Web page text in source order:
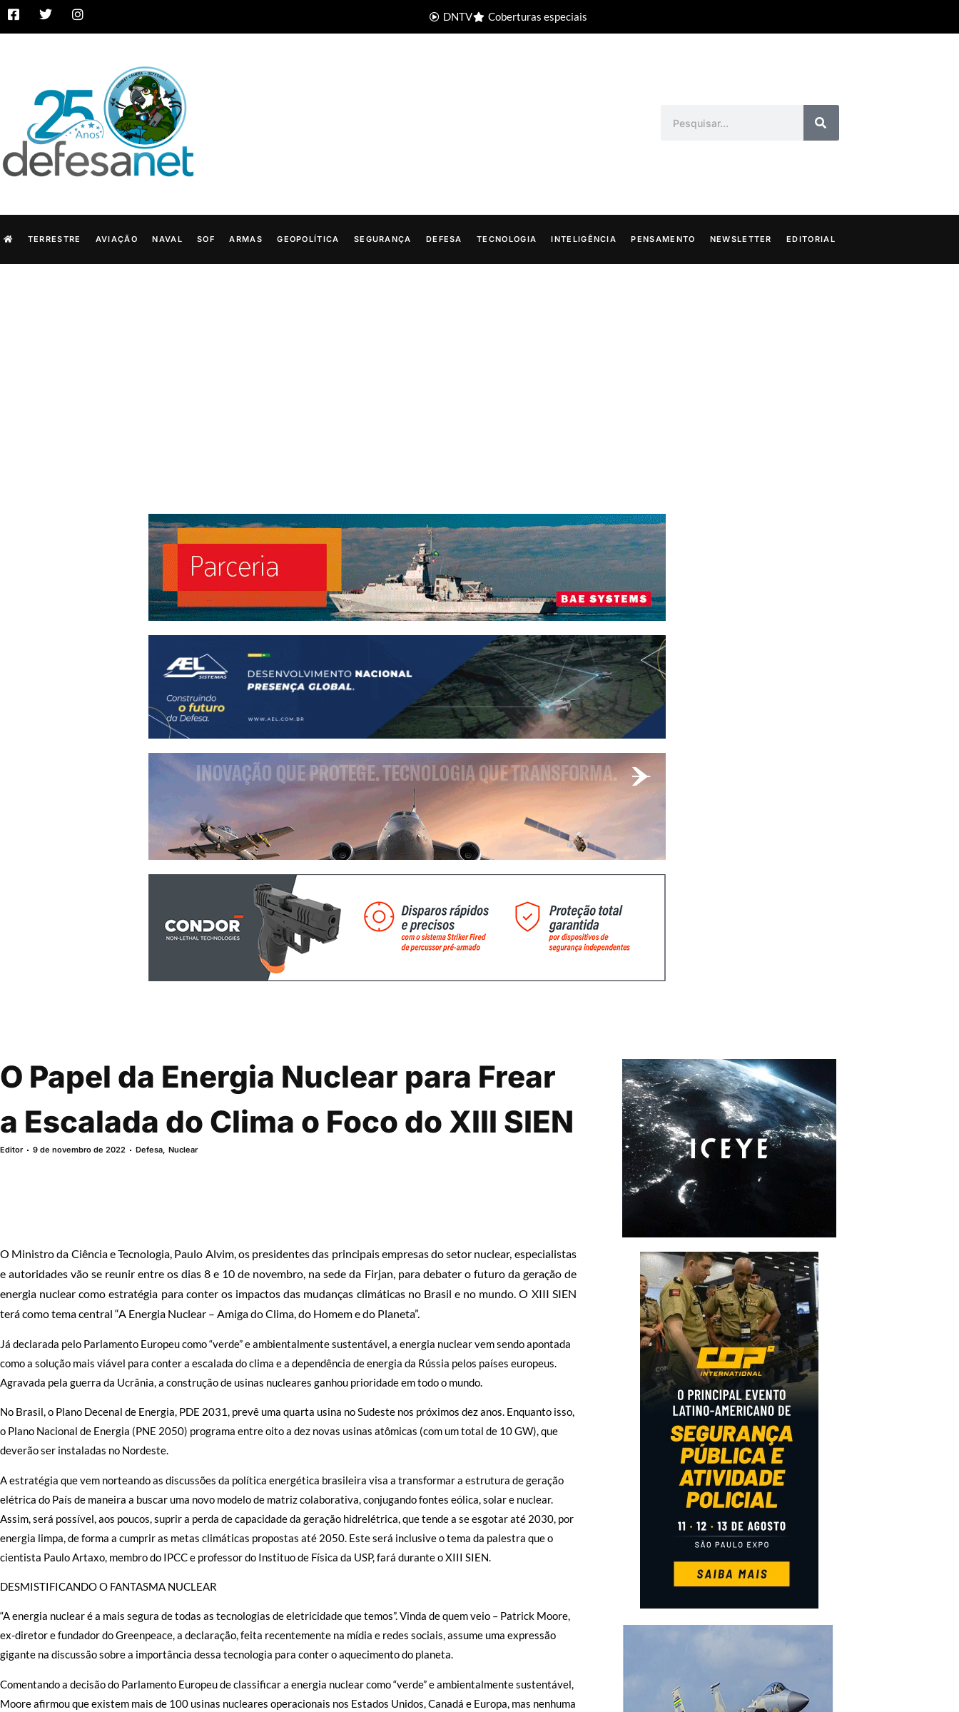
DNTV Coberturas especiais
TERRESTRE AVIAÇÃO NAVAL SOF ARMAS GEOPOLÍTICA SEGURANÇA DEFESA TECNOLOGIA INTELIGÊNCIA PENSAMENTO NEWSLETTER EDITORIAL
O Papel da Energia Nuclear para Frear
a Escalada do Clima o Foco do XIII SIEN
Editor 9 de novembro de 2022 Defesa,Nuclear
O Ministro da Ciência e Tecnologia, Paulo Alvim, os presidentes das principais empresas do setor nuclear, especialistas
e autoridades vão se reunir entre os dias 8 e 10 de novembro, na sede da Firjan, para debater o futuro da geração de
energia nuclear como estratégia para conter os impactos das mudanças climáticas no Brasil e no mundo. O XIII SIEN
terá como tema central “A Energia Nuclear – Amiga do Clima, do Homem e do Planeta”.
Já declarada pelo Parlamento Europeu como “verde” e ambientalmente sustentável, a energia nuclear vem sendo apontada
como a solução mais viável para conter a escalada do clima e a dependência de energia da Rússia pelos países europeus.
Agravada pela guerra da Ucrânia, a construção de usinas nucleares ganhou prioridade em todo o mundo.
No Brasil, o Plano Decenal de Energia, PDE 2031, prevê uma quarta usina no Sudeste nos próximos dez anos. Enquanto isso,
o Plano Nacional de Energia (PNE 2050) programa entre oito a dez novas usinas atômicas (com um total de 10 GW), que
deverão ser instaladas no Nordeste.
A estratégia que vem norteando as discussões da política energética brasileira visa a transformar a estrutura de geração
elétrica do País de maneira a buscar uma novo modelo de matriz colaborativa, conjugando fontes eólica, solar e nuclear.
Assim, será possível, aos poucos, suprir a perda de capacidade da geração hidrelétrica, que tende a se esgotar até 2030, por
energia limpa, de forma a cumprir as metas climáticas propostas até 2050. Este será inclusive o tema da palestra que o
cientista Paulo Artaxo, membro do IPCC e professor do Instituo de Física da USP, fará durante o XIII SIEN.
DESMISTIFICANDO O FANTASMA NUCLEAR
“A energia nuclear é a mais segura de todas as tecnologias de eletricidade que temos”. Vinda de quem veio – Patrick Moore,
ex-diretor e fundador do Greenpeace, a declaração, feita recentemente na mídia e redes sociais, assume uma expressão
gigante na discussão sobre a importância dessa tecnologia para conter o aquecimento do planeta.
Comentando a decisão do Parlamento Europeu de classificar a energia nuclear como “verde” e ambientalmente sustentável,
Moore afirmou que existem mais de 100 usinas nucleares operacionais nos Estados Unidos, Canadá e Europa, mas nenhuma